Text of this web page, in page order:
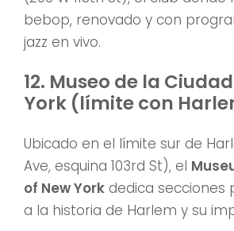
bebop, renovado y con
jazz en vivo.
12. Museo de la
York (límite con
Ubicado en el límite sur de
Ave, esquina 103rd St), el
of New York dedica secciones
a la historia de Harlem y su